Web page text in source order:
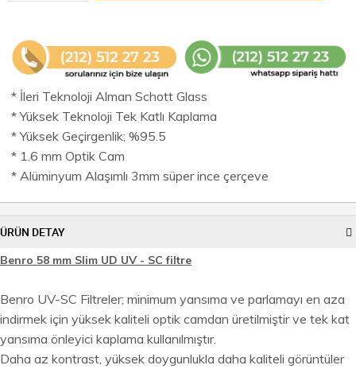
* İleri Teknoloji Alman Schott Glass
* Yüksek Teknoloji Tek Katlı Kaplama
* Yüksek Geçirgenlik; %95.5
* 1.6 mm Optik Cam
* Alüminyum Alaşımlı 3mm süper ince çerçeve
ÜRÜN DETAY
Benro 58 mm Slim UD UV - SC filtre
Benro UV-SC Filtreler; minimum yansıma ve parlamayı en aza
indirmek için yüksek kaliteli optik camdan üretilmiştir ve tek kat
yansıma önleyici kaplama kullanılmıştır.
Daha az kontrast, yüksek doygunlukla daha kaliteli görüntüler